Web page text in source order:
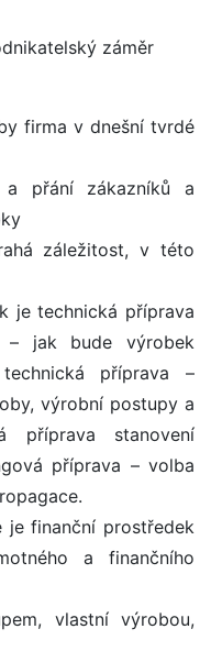
záměr
firma v dnešní tvrdé
přání zákazníků a
záležitost, v této
je technická příprava
– jak bude výrobek
příprava –
výrobní postupy a
příprava stanovení
příprava – volba
je finanční prostředek
a finančního
vlastní výrobou,